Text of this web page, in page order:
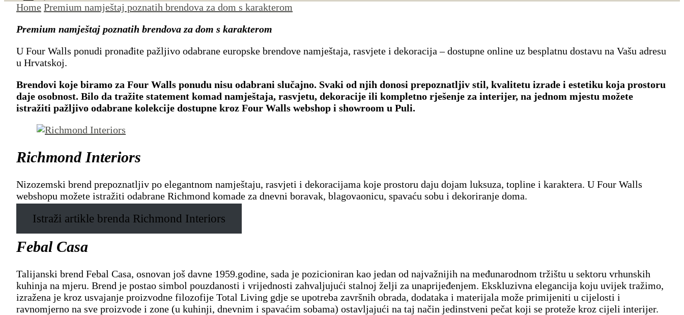
Home Premium namještaj poznatih brendova za dom s karakterom
Premium namještaj poznatih brendova za dom s karakterom
U Four Walls ponudi pronađite pažljivo odabrane europske brendove namještaja, rasvjete i dekoracija – dostupne online uz besplatnu dostavu na Vašu adresu
u Hrvatskoj.
Brendovi koje biramo za Four Walls ponudu nisu odabrani slučajno. Svaki od njih donosi prepoznatljiv stil, kvalitetu izrade i estetiku koja prostoru
daje osobnost. Bilo da tražite statement komad namještaja, rasvjetu, dekoracije ili kompletno rješenje za interijer, na jednom mjestu možete
istražiti pažljivo odabrane kolekcije dostupne kroz Four Walls webshop i showroom u Puli.
Richmond Interiors
Nizozemski brend prepoznatljiv po elegantnom namještaju, rasvjeti i dekoracijama koje prostoru daju dojam luksuza, topline i karaktera. U Four Walls
webshopu možete istražiti odabrane Richmond komade za dnevni boravak, blagovaonicu, spavaću sobu i dekoriranje doma.
Istraži artikle brenda Richmond Interiors
Febal Casa
Talijanski brend Febal Casa, osnovan još davne 1959.godine, sada je pozicioniran kao jedan od najvažnijih na međunarodnom tržištu u sektoru vrhunskih
kuhinja na mjeru. Brend je postao simbol pouzdanosti i vrijednosti zahvaljujući stalnoj želji za unaprijeđenjem. Ekskluzivna elegancija koju uvijek tražimo,
izražena je kroz usvajanje proizvodne filozofije Total Living gdje se upotreba završnih obrada, dodataka i materijala može primijeniti u cijelosti i
ravnomjerno na sve proizvode i zone (u kuhinji, dnevnim i spavaćim sobama) ostavljajući na taj način jedinstveni pečat koji se proteže kroz cijeli interijer.